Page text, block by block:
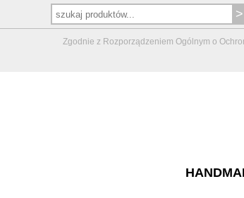
Zgodnie z Rozporządzeniem Ogólnym o